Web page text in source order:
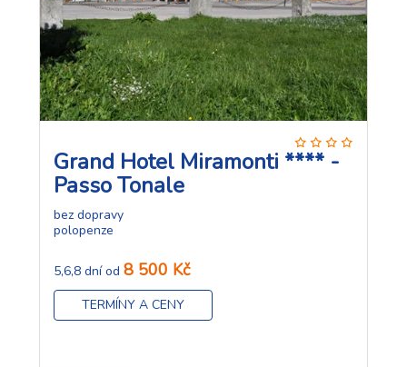
Grand Hotel Miramonti **** -
Passo Tonale
bez dopravy
polopenze
5,6,8 dní od 8 500 Kč
TERMÍNY A CENY